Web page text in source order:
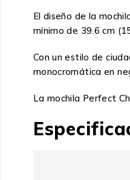
El diseño de la
mínimo de 39.6 cm
Con un estilo de
monocromática en
La mochila Perfect